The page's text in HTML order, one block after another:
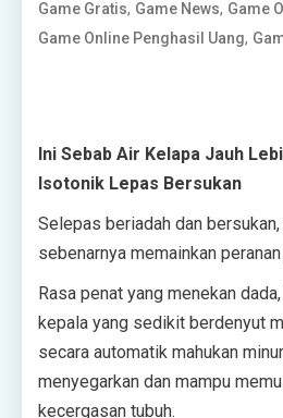
Game Gratis, Game News, Game
Game Online Penghasil Uang,
Ini Sebab Air Kelapa Jauh
Isotonik Lepas Bersukan
Selepas beriadah dan
sebenarnya memainkan
Rasa penat yang menekan
kepala yang sedikit berdenyut
secara automatik mahukan
menyegarkan dan mampu
kecergasan tubuh.